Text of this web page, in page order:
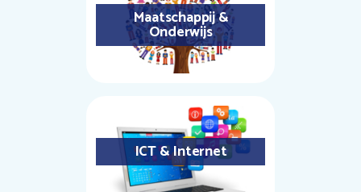
Maatschappij &
Onderwijs
ICT & Internet